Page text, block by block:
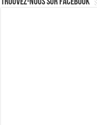
Trouvez-nous sur Facebook